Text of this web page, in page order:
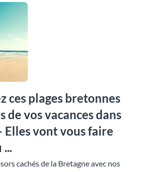
ces plages bretonnes
de vos vacances dans
Elles vont vous faire
cachés de la Bretagne avec nos